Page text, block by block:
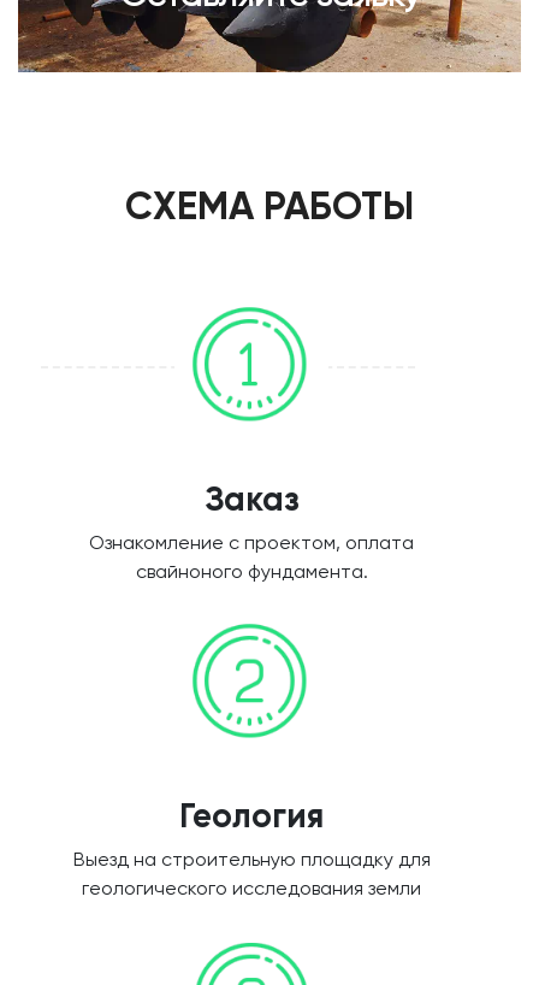
СХЕМА РАБОТЫ
Заказ
Ознакомление с проектом, оплата
свайноного фундамента.
Геология
Выезд на строительную площадку для
геологического исследования земли